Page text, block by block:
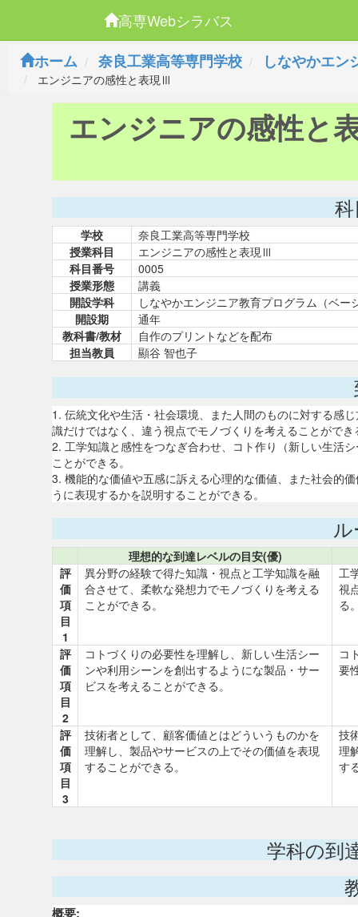
高専Webシラバス
ホーム
奈良工業高等専門学校 しなやかエン
エンジニアの感性と表現Ⅲ
エンジニアの感性と
学校
奈良工業高等専門学校
授業科目
エンジニアの感性と表現Ⅲ
科目番号
0005
授業形態
講義
開設学科
しなやかエンジニア教育プログラム（ベー
開設期
通年
教科書/教材
自作のプリントなどを配布
担当教員
顯谷 智也子
1. 伝統文化や生活・社会環境、また人間のものに対する感
識だけではなく、違う視点でモノづくりを考えることができ
2. 工学知識と感性をつなぎ合わせ、コト作り（新しい生活
ことができる。
3. 機能的な価値や五感に訴える心理的な価値、また社会的
うに表現するかを説明することができる。
理想的な到達レベルの目安(優)
評
価
項
目
1
異分野の経験で得た知識・視点と工学知識を融
合させて、柔軟な発想力でモノづくりを考える
ことができる。
工
視
る
評
価
項
目
2
コトづくりの必要性を理解し、新しい生活シー
ンや利用シーンを創出するようにな製品・サー
ビスを考えることができる。
コ
要
評
価
項
目
3
技術者として、顧客価値とはどういうものかを
理解し、製品やサービスの上でその価値を表現
することができる。
技
理
す
学科の到
概要: